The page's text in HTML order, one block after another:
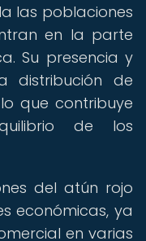
las poblaciones
en la parte
Su presencia y
distribución de
que contribuye
de los
del atún rojo
económicas, ya
en varias